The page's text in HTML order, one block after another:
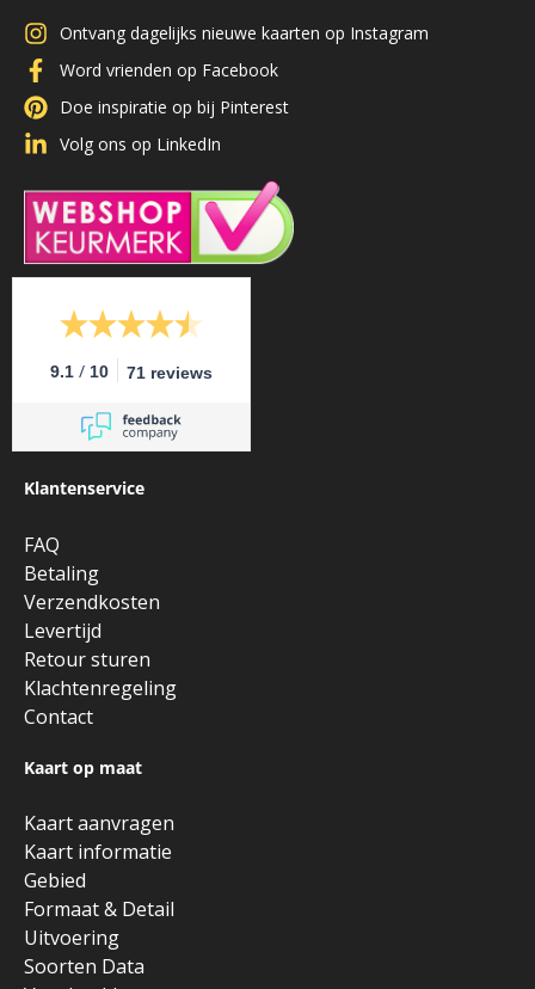
Ontvang dagelijks nieuwe kaarten op Instagram
Word vrienden op Facebook
Doe inspiratie op bij Pinterest
Volg ons op LinkedIn
9.1 / 10 71 reviews
Klantenservice
FAQ
Betaling
Verzendkosten
Levertijd
Retour sturen
Klachtenregeling
Contact
Kaart op maat
Kaart aanvragen
Kaart informatie
Gebied
Formaat & Detail
Uitvoering
Soorten Data